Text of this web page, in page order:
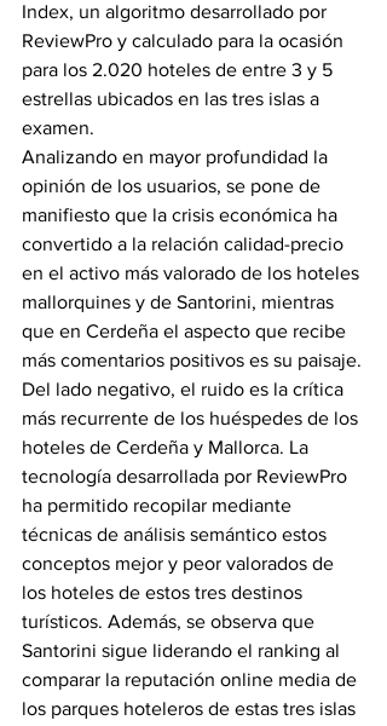
Index, un algoritmo desarrollado por
ReviewPro y calculado para la ocasión
para los 2.020 hoteles de entre 3 y 5
estrellas ubicados en las tres islas a
examen.
Analizando en mayor profundidad la
opinión de los usuarios, se pone de
manifiesto que la crisis económica ha
convertido a la relación calidad-precio
en el activo más valorado de los hoteles
mallorquines y de Santorini, mientras
que en Cerdeña el aspecto que recibe
más comentarios positivos es su paisaje.
Del lado negativo, el ruido es la crítica
más recurrente de los huéspedes de los
hoteles de Cerdeña y Mallorca. La
tecnología desarrollada por ReviewPro
ha permitido recopilar mediante
técnicas de análisis semántico estos
conceptos mejor y peor valorados de
los hoteles de estos tres destinos
turísticos. Además, se observa que
Santorini sigue liderando el ranking al
comparar la reputación online media de
los parques hoteleros de estas tres islas